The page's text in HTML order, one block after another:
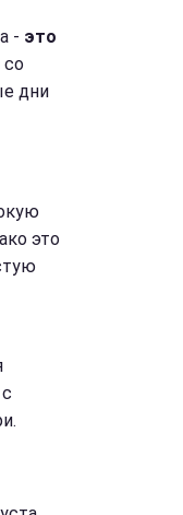
- это
со
дни
это